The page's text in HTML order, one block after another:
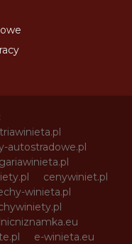
autostradowe.pl
cenywiniet.pl
winieta.pl
e-winieta.eu